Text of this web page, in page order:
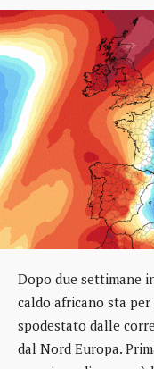
Dopo due settimane
caldo africano sta
spodestato dalle
dal Nord Europa.